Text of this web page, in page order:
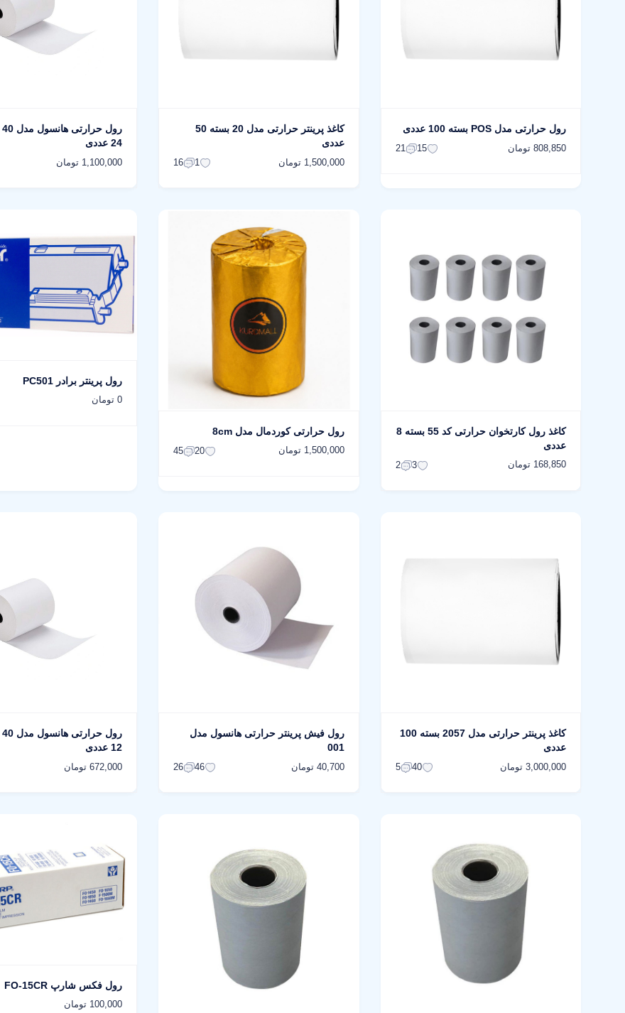
رول حرارتی مدل POS بسته 100 عددی
808,850 تومان 15
21
کاغذ پرینتر حرارتی مدل 20 بسته 50
عددی
1,500,000 تومان 1
16
24 عددی
1,100,000 تومان
کاغذ رول کارتخوان حرارتی کد 55 بسته 8
عددی
168,850 تومان 3
2
رول حرارتی کوردمال مدل 8cm
1,500,000 تومان 20
45
رول پرینتر برادر PC501
0 تومان
کاغذ پرینتر حرارتی مدل 2057 بسته 100
عددی
3,000,000 تومان 40
5
رول فیش پرینتر حرارتی هانسول مدل
001
40,700 تومان 46
26
12 عددی
672,000 تومان
رول فکس شارپ FO-15CR
100,000 تومان